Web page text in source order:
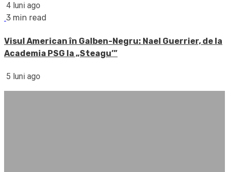
4 luni ago
3 min read
Visul American în Galben-Negru: Nael Guerrier, de la
Academia PSG la „Steagu’”
5 luni ago